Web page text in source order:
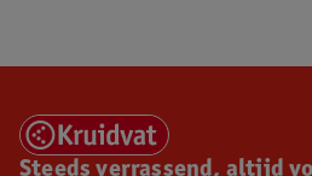
Steeds verrassend, altijd